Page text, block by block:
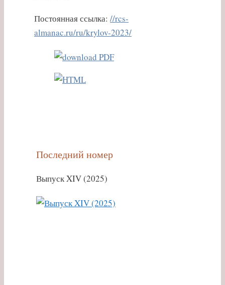
Постоянная ссылка: //rcs-
almanac.ru/ru/krylov-2023/
Последний номер
Выпуск XIV (2025)